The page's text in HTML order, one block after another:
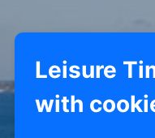
Leisure
with